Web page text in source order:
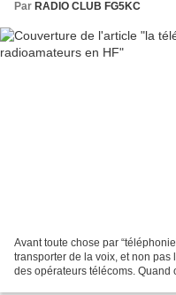
Par RADIO CLUB FG5KC
Avant toute chose par
transporter de la voix, et non pas
des opérateurs télécoms.